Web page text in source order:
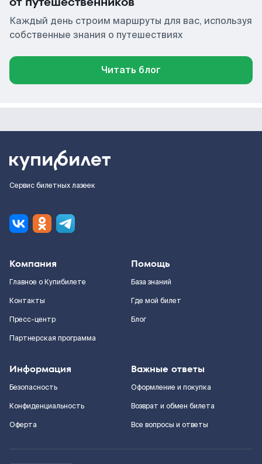
Каждый день строим маршруты для вас, используя
собственные знания о путешествиях
Читать блог
Сервис билетных лазеек
Компания
Главное о Купибилете
Контакты
Пресс-центр
Партнерская программа
Помощь
База знаний
Где мой билет
Блог
Информация
Безопасность
Конфиденциальность
Оферта
Важные ответы
Оформление и покупка
Возврат и обмен билета
Все вопросы и ответы